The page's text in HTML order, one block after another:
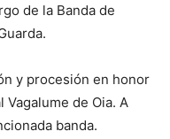
de la Banda de
y procesión en honor
de Oia. A
banda.